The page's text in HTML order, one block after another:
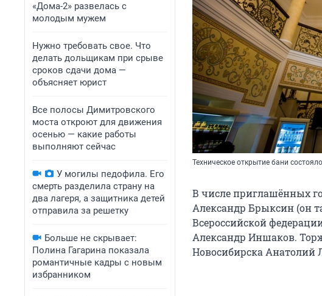
«Дома-2» развелась с
молодым мужем
Нужно требовать свое. Что
делать дольщикам при срыве
сроков сдачи дома —
объясняет юрист
Все полосы Димитровского
моста откроют для движения
осенью — какие работы
выполняют сейчас
У могилы педофила. Его
смерть разделила страну на
два лагеря, а защитника детей
отправила за решетку
Больше не скрывает:
Полина Гагарина показала
романтичные кадры с новым
избранником
Техническое открытие бани
В числе приглашённых
Александр Брыксин (он
Всероссийской
Александр Иншаков.
Новосибирска Анатолий